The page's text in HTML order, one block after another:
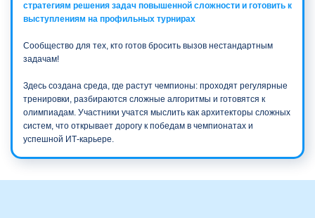
стратегиям решения задач повышенной сложности и готовить к
выступлениям на профильных турнирах
Сообщество для тех, кто готов бросить вызов нестандартным
задачам!
Здесь создана среда, где растут чемпионы: проходят регулярные
тренировки, разбираются сложные алгоритмы и готовятся к
олимпиадам. Участники учатся мыслить как архитекторы сложных
систем, что открывает дорогу к победам в чемпионатах и
успешной ИТ-карьере.